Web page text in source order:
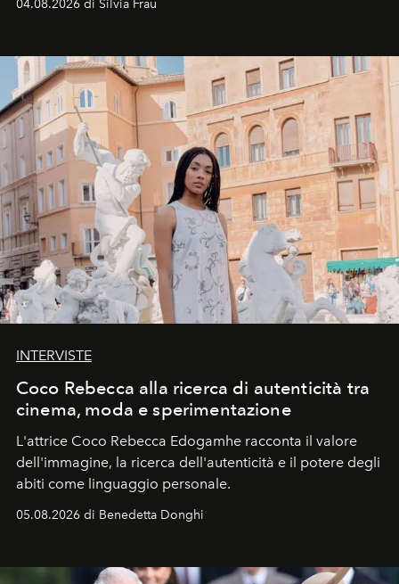
04.08.2026 di Silvia Frau
INTERVISTE
Coco Rebecca alla ricerca di autenticità tra
cinema, moda e sperimentazione
L'attrice Coco Rebecca Edogamhe racconta il valore
dell'immagine, la ricerca dell'autenticità e il potere degli
abiti come linguaggio personale.
05.08.2026 di Benedetta Donghi